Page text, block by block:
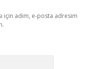
için adım, e-posta adresim